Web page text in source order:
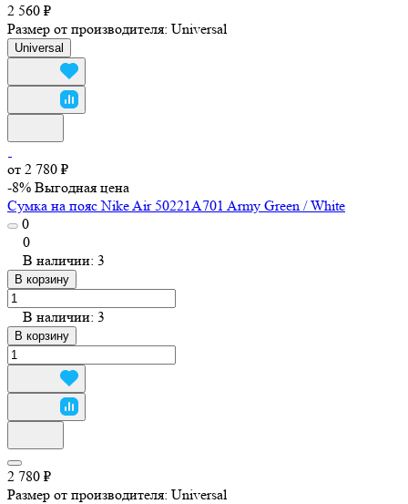
2 560 ₽
Размер от производителя: Universal
Universal
от 2 780 ₽
-8% Выгодная цена
Сумка на пояс Nike Air 50221A701 Army Green / White
0
0
В наличии: 3
В корзину
В наличии: 3
В корзину
2 780 ₽
Размер от производителя: Universal